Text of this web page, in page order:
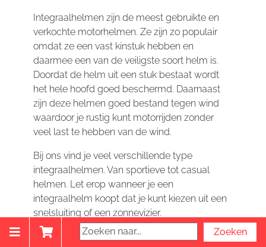
Integraalhelmen zijn de meest gebruikte en
verkochte motorhelmen. Ze zijn zo populair
omdat ze een vast kinstuk hebben en
daarmee een van de veiligste soort helm is.
Doordat de helm uit een stuk bestaat wordt
het hele hoofd goed beschermd. Daarnaast
zijn deze helmen goed bestand tegen wind
waardoor je rustig kunt motorrijden zonder
veel last te hebben van de wind.
Bij ons vind je veel verschillende type
integraalhelmen. Van sportieve tot casual
helmen. Let erop wanneer je een
integraalhelm koopt dat je kunt kiezen uit een
snelsluiting of een zonnevizier.